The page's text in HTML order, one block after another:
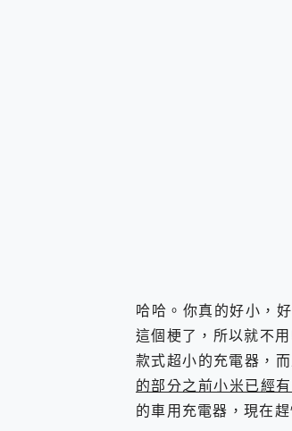
iPhone
動靜皆
3 個超
小體積
97.3%
Xiaomi
vivo
MSI
人像旗
多個願
一吸完
OPPO
哈哈。你真的好小，
這個梗了，所以就不
款式超小的充電器，
的部分之前小米已經
的車用充電器，現在趕